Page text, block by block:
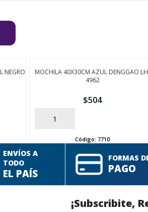
NEGRO
MOCHILA 40X30CM AZUL DENGGAO
4962
$504
AÑADIR
Código: 7710
ENVÍOS A
TODO
EL PAÍS
FORMAS
PAGO
¡Subscribite,